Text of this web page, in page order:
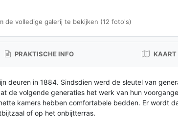
de volledige galerij te bekijken (12 foto's)
PRAKTISCHE INFO KAART
deuren in 1884. Sindsdien werd de sleutel van
de volgende generaties het werk van hun
kamers hebben comfortabele bedden. Er wordt
of op het onbijtterras.